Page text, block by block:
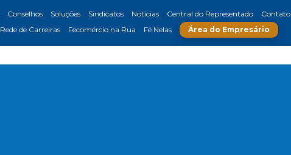
Conselhos Soluções Sindicatos Notícias Central do Representado
Contato
Rede de Carreiras Fecomércio na Rua Fé Nelas Área do Empresário